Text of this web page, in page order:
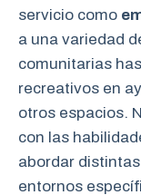
servicio como
a una variedad
comunitarias
recreativos en
otros espacios.
con las
abordar
entornos